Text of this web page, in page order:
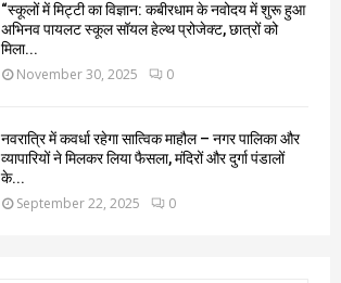
“स्कूलों में मिट्टी का विज्ञान: कबीरधाम के नवोदय में शुरू हुआ
अभिनव पायलट स्कूल सॉयल हेल्थ प्रोजेक्ट, छात्रों को
मिला...
November 30, 2025 0
नवरात्रि में कवर्धा रहेगा सात्विक माहौल – नगर पालिका और
व्यापारियों ने मिलकर लिया फैसला, मंदिरों और दुर्गा पंडालों
के...
September 22, 2025 0